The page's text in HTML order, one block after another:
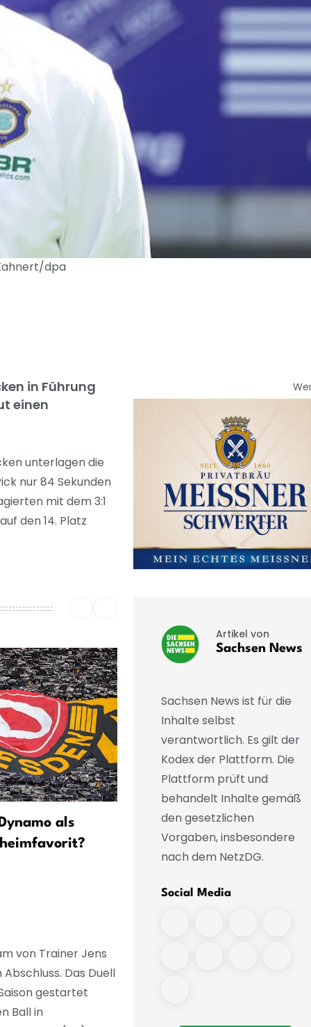
dpa
in Führung
einen
unterlagen die
nur 84 Sekunden
mit dem 3:1
den 14. Platz
als
Magdeburg startet mit
Zugängen - Zukowski
von Trainer Jens
Das Duell
gestartet
Ball in
Artikel von
Sachsen News
Sachsen News ist für die
Inhalte selbst
verantwortlich. Es gilt der
Kodex der Plattform. Die
Plattform prüft und
behandelt Inhalte gemäß
den gesetzlichen
Vorgaben, insbesondere
nach dem NetzDG.
Social Media